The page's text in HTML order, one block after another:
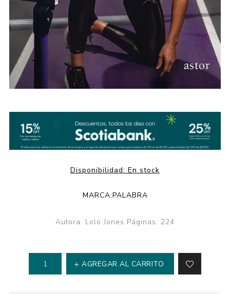
Disponibilidad: En stock
MARCA:PALABRA
Autora: Lolo Jones Páginas: 224
AGREGAR AL CARRITO